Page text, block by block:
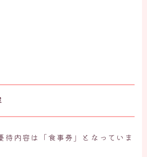
待内容は「食事券」となっていま